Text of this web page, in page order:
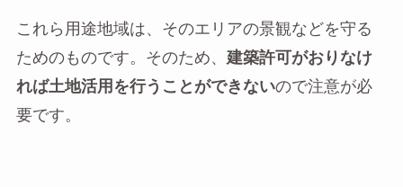
これら用途地域は、そのエリアの景観などを守る
ためのものです。そのため、 建築許可がおりなけ
れば土地活用を行うことができないので注意が必
要です。